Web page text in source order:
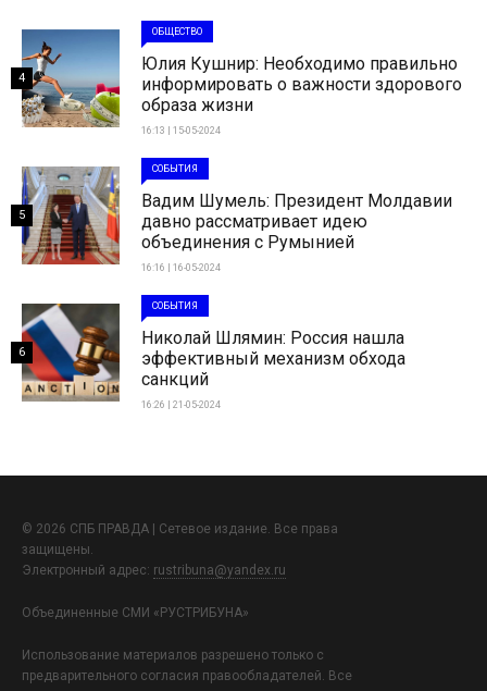
ОБЩЕСТВО
Юлия Кушнир: Необходимо правильно
информировать о важности здорового
образа жизни
16:13 | 15-05-2024
4
СОБЫТИЯ
Вадим Шумель: Президент Молдавии
давно рассматривает идею
объединения с Румынией
16:16 | 16-05-2024
5
СОБЫТИЯ
Николай Шлямин: Россия нашла
эффективный механизм обхода
санкций
16:26 | 21-05-2024
6
© 2026 СПБ ПРАВДА | Сетевое издание. Все права
защищены.
Электронный адрес: rustribuna@yandex.ru
Объединенные СМИ «РУСТРИБУНА»
Использование материалов разрешено только с
предварительного согласия правообладателей. Все